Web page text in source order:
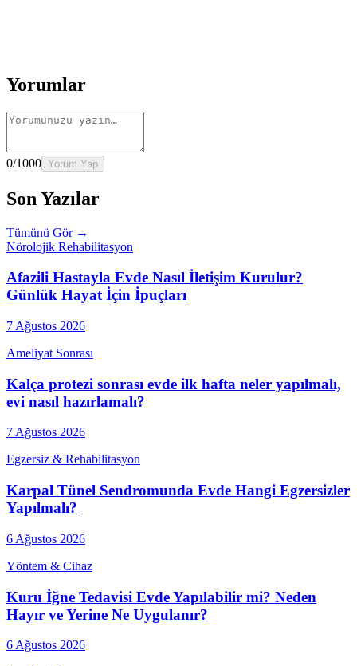
Yorumlar
0/1000 Yorum Yap
Son Yazılar
Tümünü Gör →
Nörolojik Rehabilitasyon
Afazili Hastayla Evde Nasıl İletişim Kurulur?
Günlük Hayat İçin İpuçları
7 Ağustos 2026
Ameliyat Sonrası
Kalça protezi sonrası evde ilk hafta neler yapılmalı,
evi nasıl hazırlamalı?
7 Ağustos 2026
Egzersiz & Rehabilitasyon
Karpal Tünel Sendromunda Evde Hangi Egzersizler
Yapılmalı?
6 Ağustos 2026
Yöntem & Cihaz
Kuru İğne Tedavisi Evde Yapılabilir mi? Neden
Hayır ve Yerine Ne Uygulanır?
6 Ağustos 2026